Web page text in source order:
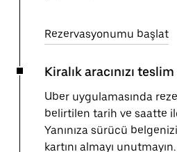
Rezervasyonumu başlat
Kiralık aracınızı teslim
Uber uygulamasında
belirtilen tarih ve saatte
Yanınıza sürücü
kartını almayı unutmayın.